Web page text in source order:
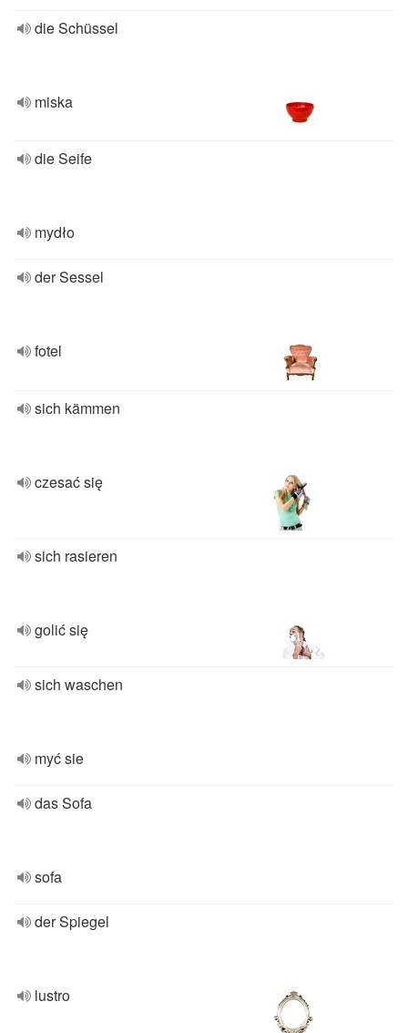
die Schüssel
miska
die Seife
mydło
der Sessel
fotel
sich kämmen
czesać się
sich rasieren
golić się
sich waschen
myć sie
das Sofa
sofa
der Spiegel
lustro